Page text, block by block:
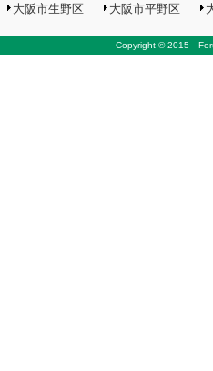
大阪市生野区 大阪市平野区
Copyright © 2015